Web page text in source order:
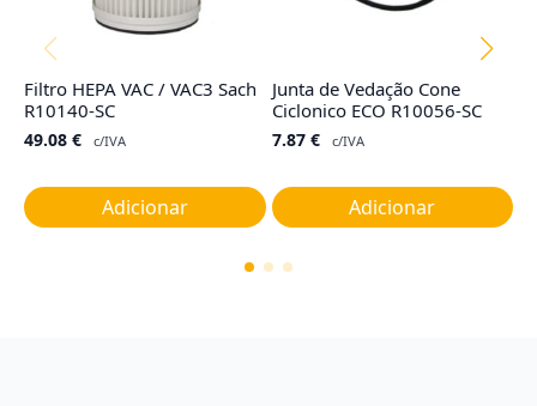
Filtro HEPA VAC / VAC3 Sach
R10140-SC
49.08 € c/IVA
Adicionar
Junta de Vedação Cone
Ciclonico ECO R10056-SC
7.87 € c/IVA
Adicionar